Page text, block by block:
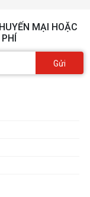
MẠI HOẶC
Gửi